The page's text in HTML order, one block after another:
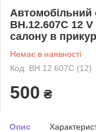
Автомобільний
ВН.12.607С 12 V
салону в
Немає в наявності
Код: ВН.12.607С (12)
500 ₴
Опис